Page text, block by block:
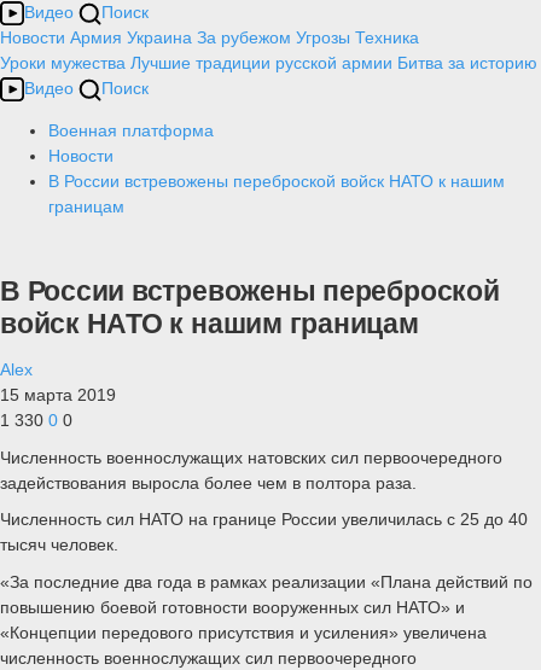
Видео
Поиск
Новости Армия Украина За рубежом Угрозы Техника
Уроки мужества Лучшие традиции русской армии Битва за историю
Видео
Поиск
Военная платформа
Новости
В России встревожены переброской войск НАТО к нашим
границам
В России встревожены переброской
войск НАТО к нашим границам
Alex
15 марта 2019
1 330 0 0
Численность военнослужащих натовских сил первоочередного
задействования выросла более чем в полтора раза.
Численность сил НАТО на границе России увеличилась с 25 до 40
тысяч человек.
«За последние два года в рамках реализации «Плана действий по
повышению боевой готовности вооруженных сил НАТО» и
«Концепции передового присутствия и усиления» увеличена
численность военнослужащих сил первоочередного